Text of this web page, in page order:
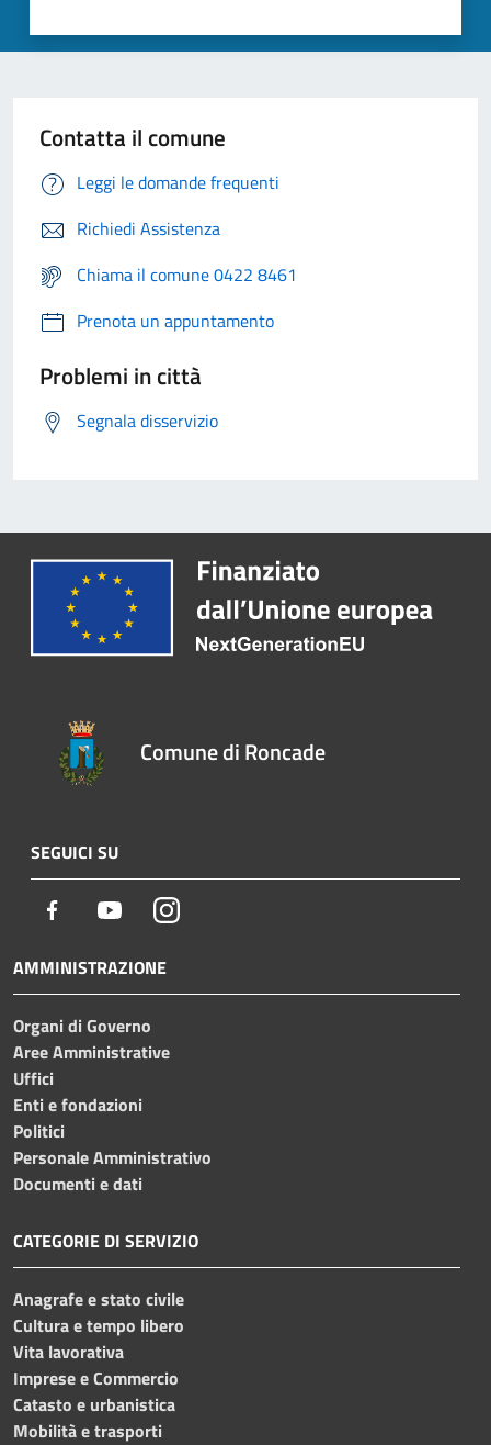
Contatta il comune
Leggi le domande frequenti
Richiedi Assistenza
Chiama il comune 0422 8461
Prenota un appuntamento
Problemi in città
Segnala disservizio
Comune di Roncade
SEGUICI SU
Facebook YoutubeInstagram
AMMINISTRAZIONE
Organi di Governo
Aree Amministrative
Uffici
Enti e fondazioni
Politici
Personale Amministrativo
Documenti e dati
CATEGORIE DI SERVIZIO
Anagrafe e stato civile
Cultura e tempo libero
Vita lavorativa
Imprese e Commercio
Catasto e urbanistica
Mobilità e trasporti